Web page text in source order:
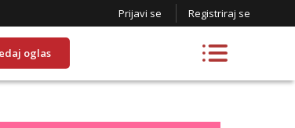
Prijavi se Registriraj se
oglas